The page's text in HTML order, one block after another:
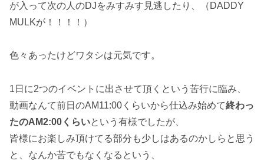
が入って次の人のDJをみすみす見逃したり、（DADDY
MULKが！！！！）
色々あったけどワタシは元気です。
1日に2つのイベントに出させて頂くという苦行に臨み、
動画なんて前日のAM11:00くらいから仕込み始めて終わっ
たのAM2:00くらいという有様でしたが、
皆様にお楽しみ頂けてる部分も少しはあるのかしらと思う
と、なんか苦でもなくなるという、